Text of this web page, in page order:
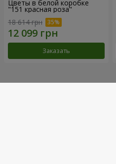
Цветы в белой коробке
"151 красная роза"
18 614 грн
Заказать